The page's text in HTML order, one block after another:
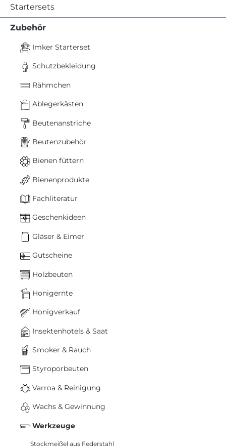
Startersets
Zubehör
Imker Starterset
Schutzbekleidung
Rähmchen
Ablegerkästen
Beutenanstriche
Beutenzubehör
Bienen füttern
Bienenprodukte
Fachliteratur
Geschenkideen
Gläser & Eimer
Gutscheine
Holzbeuten
Honigernte
Honigverkauf
Insektenhotels & Saat
Smoker & Rauch
Styroporbeuten
Varroa & Reinigung
Wachs & Gewinnung
Werkzeuge
Stockmeißel aus Federstahl